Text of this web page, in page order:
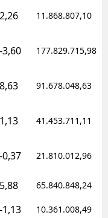
2,26 11.868.807,10
-3,60 177.829.715,98
8,63 91.678.048,63
1,13 41.453.711,11
-0,37 21.810.012,96
5,88 65.840.848,24
-1,13 10.361.008,49